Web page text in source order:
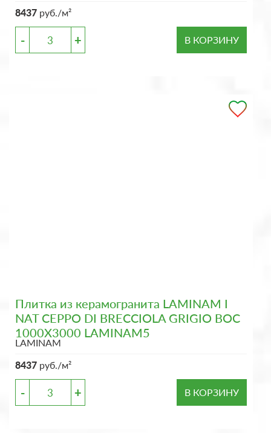
8437 руб./м²
- + В КОРЗИНУ
Плитка из керамогранита LAMINAM I
NAT CEPPO DI BRECCIOLA GRIGIO BOC
1000X3000 LAMINAM5
LAMINAM
8437 руб./м²
- + В КОРЗИНУ